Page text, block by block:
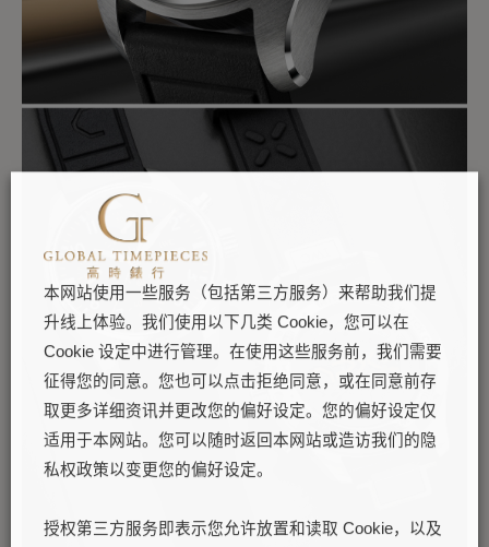
本网站使用一些服务（包括第三方服务）来帮助我们提
升线上体验。我们使用以下几类 Cookie，您可以在
Cookie 设定中进行管理。在使用这些服务前，我们需要
征得您的同意。您也可以点击拒绝同意，或在同意前存
取更多详细资讯并更改您的偏好设定。您的偏好设定仅
适用于本网站。您可以随时返回本网站或造访我们的隐
私权政策以变更您的偏好设定。
授权第三方服务即表示您允许放置和读取 Cookie，以及